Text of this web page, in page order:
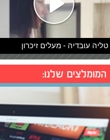
טליה עובדיה - מעלים זיכרון
המומלצים שלנו: